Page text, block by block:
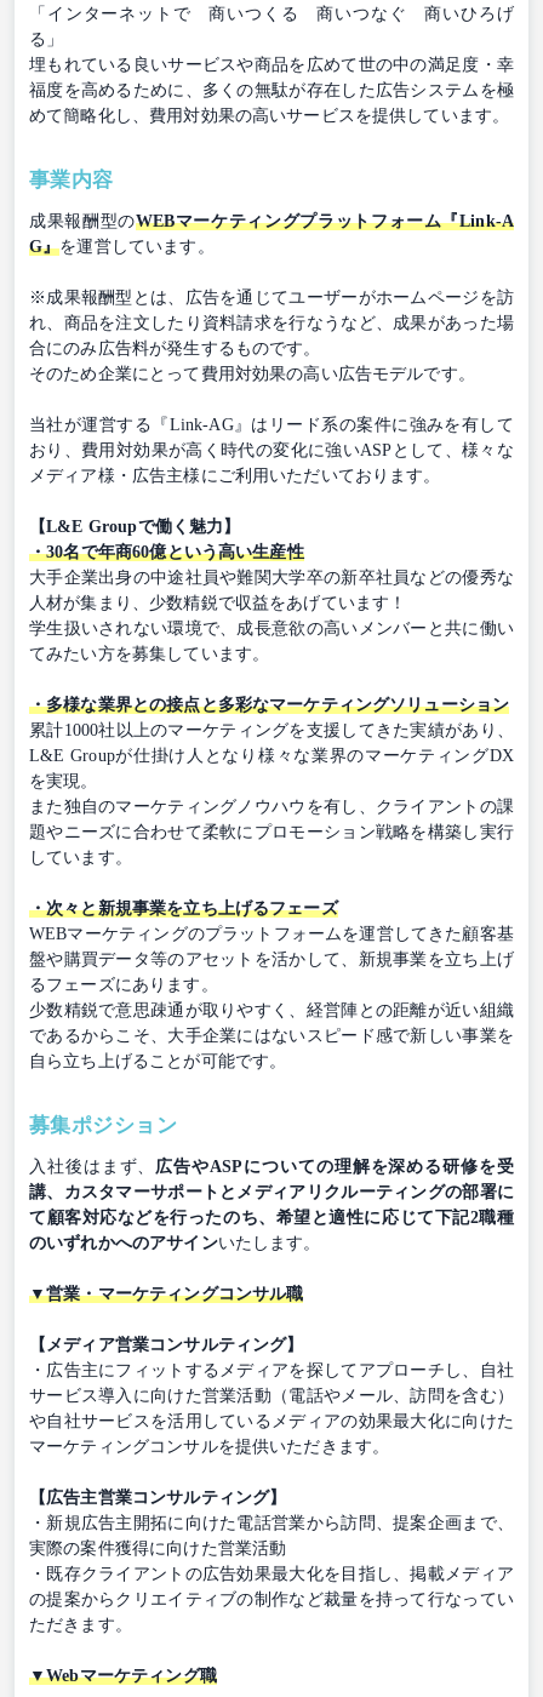
「インターネットで 商いつくる 商いつなぐ 商いひろげ
る」
埋もれている良いサービスや商品を広めて世の中の満足度・幸
福度を高めるために、多くの無駄が存在した広告システムを極
めて簡略化し、費用対効果の高いサービスを提供しています。
事業内容
成果報酬型のWEBマーケティングプラットフォーム『Link-A
G』を運営しています。
※成果報酬型とは、広告を通じてユーザーがホームページを訪
れ、商品を注文したり資料請求を行なうなど、成果があった場
合にのみ広告料が発生するものです。
そのため企業にとって費用対効果の高い広告モデルです。
当社が運営する『Link-AG』はリード系の案件に強みを有して
おり、費用対効果が高く時代の変化に強いASPとして、様々な
メディア様・広告主様にご利用いただいております。
【L&E Groupで働く魅力】
・30名で年商60億という高い生産性
大手企業出身の中途社員や難関大学卒の新卒社員などの優秀な
人材が集まり、少数精鋭で収益をあげています！
学生扱いされない環境で、成長意欲の高いメンバーと共に働い
てみたい方を募集しています。
・多様な業界との接点と多彩なマーケティングソリューション
累計1000社以上のマーケティングを支援してきた実績があり、
L&E Groupが仕掛け人となり様々な業界のマーケティングDX
を実現。
また独自のマーケティングノウハウを有し、クライアントの課
題やニーズに合わせて柔軟にプロモーション戦略を構築し実行
しています。
・次々と新規事業を立ち上げるフェーズ
WEBマーケティングのプラットフォームを運営してきた顧客基
盤や購買データ等のアセットを活かして、新規事業を立ち上げ
るフェーズにあります。
少数精鋭で意思疎通が取りやすく、経営陣との距離が近い組織
であるからこそ、大手企業にはないスピード感で新しい事業を
自ら立ち上げることが可能です。
募集ポジション
入社後はまず、 広告やASPについての理解を深める研修を受
講、カスタマーサポートとメディアリクルーティングの部署に
て顧客対応などを行ったのち、希望と適性に応じて下記2職種
のいずれかへのアサインいたします。
▼営業・マーケティングコンサル職
【メディア営業コンサルティング】
・広告主にフィットするメディアを探してアプローチし、自社
サービス導入に向けた営業活動（電話やメール、訪問を含む）
や自社サービスを活用しているメディアの効果最大化に向けた
マーケティングコンサルを提供いただきます。
【広告主営業コンサルティング】
・新規広告主開拓に向けた電話営業から訪問、提案企画まで、
実際の案件獲得に向けた営業活動
・既存クライアントの広告効果最大化を目指し、掲載メディア
の提案からクリエイティブの制作など裁量を持って行なってい
ただきます。
▼Webマーケティング職